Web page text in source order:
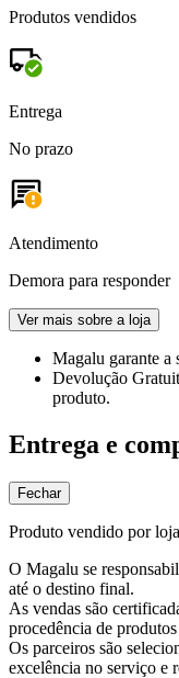
Produtos vendidos
Entrega
No prazo
Atendimento
Demora para responder
Ver mais sobre a loja
Magalu garante a
Devolução
produto.
Entrega e
Fechar
Produto vendido por
O Magalu se
até o destino final.
As vendas são
procedência de
Os parceiros são
excelência no serviço e